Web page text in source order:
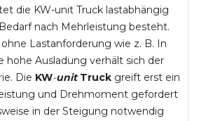
die KW-unit Truck lastabhängig
nach Mehrleistung besteht.
Lastanforderung wie z. B. In
hohe Ausladung verhält sich der
Die KW-unit Truck greift erst ein
und Drehmoment gefordert
in der Steigung notwendig